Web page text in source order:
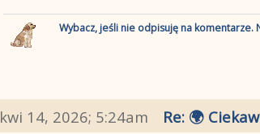
Wybacz, jeśli nie odpisuję na komentarze.
kwi 14, 2026; 5:24am Re: 🌍